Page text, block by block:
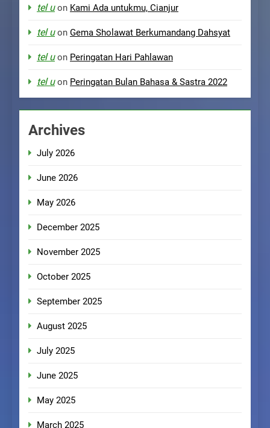
tel uon Kami Ada untukmu, Cianjur
tel uon Gema Sholawat Berkumandang Dahsyat
tel uon Peringatan Hari Pahlawan
tel uon Peringatan Bulan Bahasa & Sastra 2022
Archives
July 2026
June 2026
May 2026
December 2025
November 2025
October 2025
September 2025
August 2025
July 2025
June 2025
May 2025
March 2025